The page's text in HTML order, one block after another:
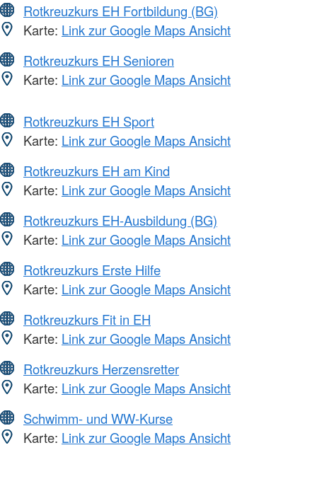
Rotkreuzkurs EH Fortbildung (BG)
Karte: Link zur Google Maps Ansicht
Rotkreuzkurs EH Senioren
Karte: Link zur Google Maps Ansicht
Rotkreuzkurs EH Sport
Karte: Link zur Google Maps Ansicht
Rotkreuzkurs EH am Kind
Karte: Link zur Google Maps Ansicht
Rotkreuzkurs EH-Ausbildung (BG)
Karte: Link zur Google Maps Ansicht
Rotkreuzkurs Erste Hilfe
Karte: Link zur Google Maps Ansicht
Rotkreuzkurs Fit in EH
Karte: Link zur Google Maps Ansicht
Rotkreuzkurs Herzensretter
Karte: Link zur Google Maps Ansicht
Schwimm- und WW-Kurse
Karte: Link zur Google Maps Ansicht